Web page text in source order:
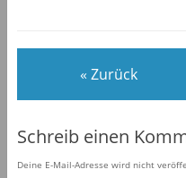
« Zurück
Schreib einen
Deine E-Mail-Adresse wird nicht